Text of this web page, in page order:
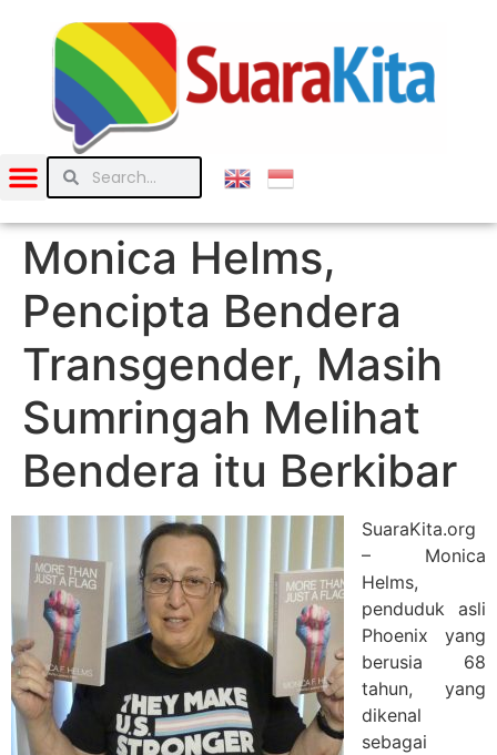
Monica Helms,
Pencipta Bendera
Transgender, Masih
Sumringah Melihat
Bendera itu Berkibar
SuaraKita.org
– Monica
Helms,
penduduk asli
Phoenix yang
berusia 68
tahun, yang
dikenal
sebagai